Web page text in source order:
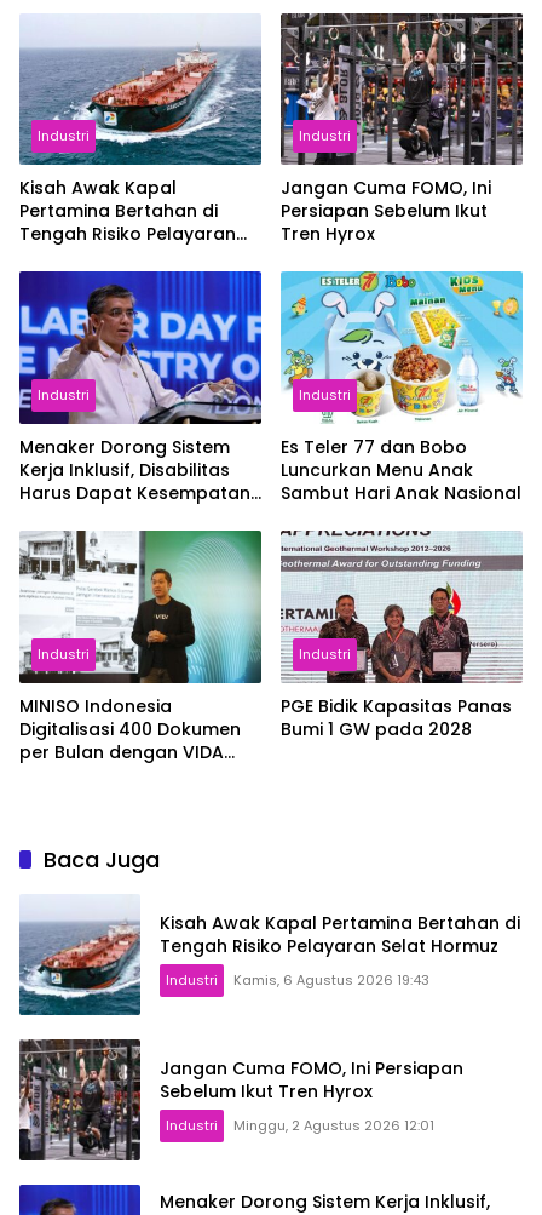
Industri
Kisah Awak Kapal
Pertamina Bertahan di
Tengah Risiko Pelayaran
Industri
Jangan Cuma FOMO, Ini
Persiapan Sebelum Ikut
Tren Hyrox
Industri
Menaker Dorong Sistem
Kerja Inklusif, Disabilitas
Harus Dapat Kesempatan
Industri
Es Teler 77 dan Bobo
Luncurkan Menu Anak
Sambut Hari Anak Nasional
Industri
MINISO Indonesia
Digitalisasi 400 Dokumen
per Bulan dengan VIDA
Industri
PGE Bidik Kapasitas Panas
Bumi 1 GW pada 2028
Baca Juga
Kisah Awak Kapal Pertamina Bertahan di
Tengah Risiko Pelayaran Selat Hormuz
Industri Kamis, 6 Agustus 2026 19:43
Jangan Cuma FOMO, Ini Persiapan
Sebelum Ikut Tren Hyrox
Industri Minggu, 2 Agustus 2026 12:01
Menaker Dorong Sistem Kerja Inklusif,